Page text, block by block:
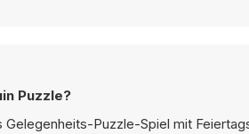
Puzzle?
Puzzle-Spiel mit